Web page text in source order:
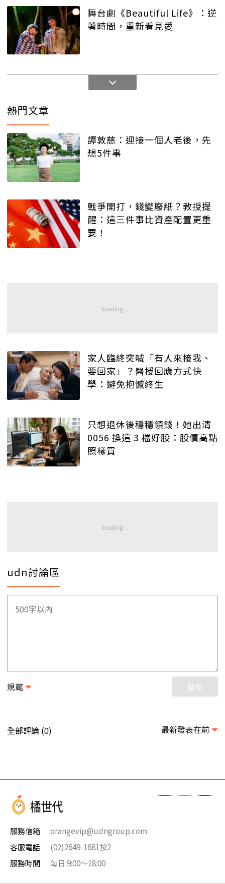
舞台劇《Beautiful Life》：逆
著時間，重新看見愛
熱門文章
譚敦慈：迎接一個人老後，先
想5件事
戰爭開打，錢變廢紙？教授提
醒：這三件事比資產配置更重
要！
家人臨終突喊「有人來接我、
要回家」？醫授回應方式快
學：避免抱憾終生
只想退休後穩穩領錢！她出清
0056 換這 3 檔好股：股價高點
照樣買
udn討論區
規範 發布
全部評論 (0) 最新發表在前
服務信箱
orangevip@udngroup.com
客服電話
(02)2649-1681按2
服務時間
每日 9:00～18:00